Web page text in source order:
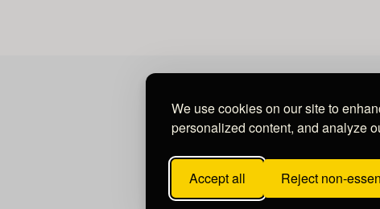
We use cookies on our site to
personalized content, and analyze
Accept all Reject non-